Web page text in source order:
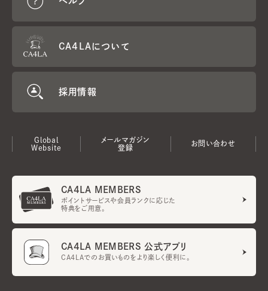
CA4LAについて
採用情報
Global
Website
メールマガジン
登録
お問い合わせ
CA4LA MEMBERS
ポイントサービスや会員ランクに応じた
特典をご用意。
CA4LA MEMBERS 公式アプリ
CA4LAでのお買いものをより楽しく便利に。